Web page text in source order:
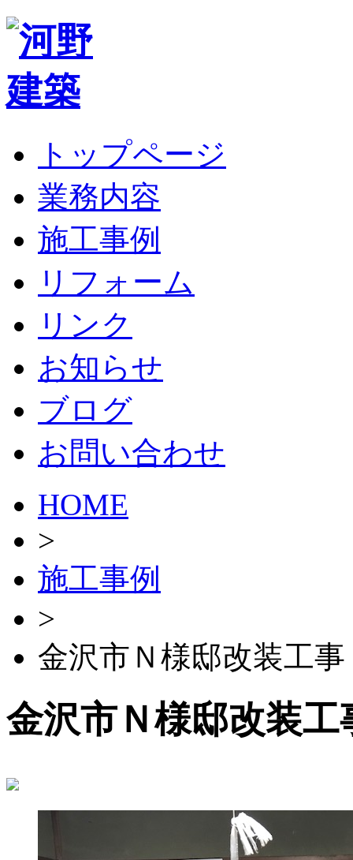
トップページ
業務内容
施工事例
リフォーム
リンク
お知らせ
ブログ
お問い合わせ
HOME
>
施工事例
>
金沢市Ｎ様邸改装工
金沢市Ｎ様邸改装